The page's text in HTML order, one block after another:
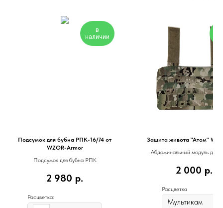
в
наличии
Подсумок для бубна РПК-16/74 от
WZOR-Armor
Подсумок для бубна РПК
2 980 р.
Расцветка:
Защита живота "Атом"
Абдоминальный модуль для
2 000 р.
Расцветка